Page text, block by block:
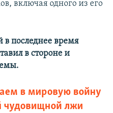
включая одного из его
в последнее время
в стороне и
в мировую войну
чудовищной лжи